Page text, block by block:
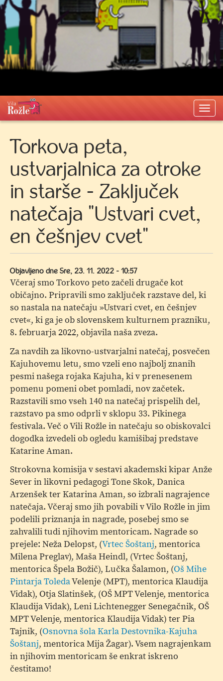
Torkova peta,
ustvarjalnica za otroke
in starše - Zaključek
natečaja "Ustvari cvet,
en češnjev cvet"
Objavljeno dne Sre, 23. 11. 2022 - 10:57
Včeraj smo Torkovo peto začeli drugače kot
običajno. Pripravili smo zaključek razstave del, ki
so nastala na natečaju »Ustvari cvet, en češnjev
cvet«, ki ga je ob slovenskem kulturnem prazniku,
8. februarja 2022, objavila naša zveza.
Za navdih za likovno-ustvarjalni natečaj, posvečen
Kajuhovemu letu, smo vzeli eno najbolj znanih
pesmi našega rojaka Kajuha, ki v prenesenem
pomenu pomeni obet pomladi, nov začetek.
Razstavili smo vseh 140 na natečaj prispelih del,
razstavo pa smo odprli v sklopu 33. Pikinega
festivala. Več o Vili Rožle in natečaju so obiskovalci
dogodka izvedeli ob ogledu kamišibaj predstave
Katarine Aman.
Strokovna komisija v sestavi akademski kipar Anže
Sever in likovni pedagogi Tone Skok, Danica
Arzenšek ter Katarina Aman, so izbrali nagrajence
natečaja. Včeraj smo jih povabili v Vilo Rožle in jim
podelili priznanja in nagrade, posebej smo se
zahvalili tudi njihovim mentoricam. Nagrade so
prejele: Neža Delopst, (Vrtec Šoštanj, mentorica
Milena Preglav), Maša Heindl, (Vrtec Šoštanj,
mentorica Špela Božič), Lučka Šalamon, (Oš Mihe
Pintarja ToledaVelenje (MPT), mentorica Klaudija
Vidak), Otja Slatinšek, (OŠ MPT Velenje, mentorica
Klaudija Vidak), Leni Lichtenegger Senegačnik, OŠ
MPT Velenje, mentorica Klaudija Vidak) ter Pia
Tajnik, (Osnovna šola Karla Destovnika-Kajuha
Šoštanj, mentorica Mija Žagar). Vsem nagrajenkam
in njihovim mentoricam še enkrat iskreno
čestitamo!